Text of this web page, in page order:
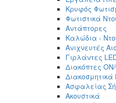
Κρυφός
Φωτιστικά
Αντάπτορες
Καλώδια -
Ανιχνευτές
Γιρλάντες
Διακόπτες
Διακοσμητικά
Ασφαλείας
Ακουστικά